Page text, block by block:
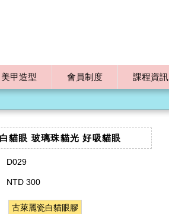
美甲造型 會員制度 課程資訊
貓眼 玻璃珠貓光 好吸貓眼
D029
NTD 300
古萊麗瓷白貓眼膠